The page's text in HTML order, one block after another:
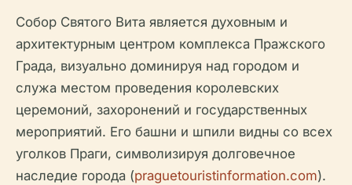
Собор Святого Вита является духовным и
архитектурным центром комплекса Пражского
Града, визуально доминируя над городом и
служа местом проведения королевских
церемоний, захоронений и государственных
мероприятий. Его башни и шпили видны со всех
уголков Праги, символизируя долговечное
наследие города (praguetouristinformation.com).